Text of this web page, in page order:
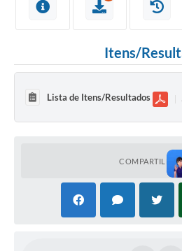
Itens/
Lista de Itens/Resultados